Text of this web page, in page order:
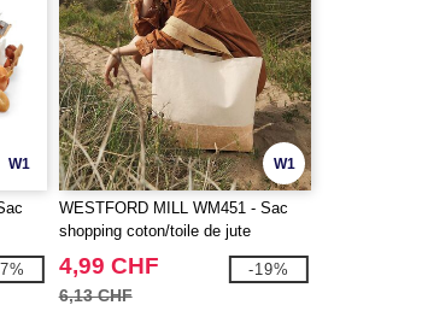
W1 W1
WESTFORD MILL WM451 - Sac
shopping coton/toile de jute
4,99 CHF
6,13 CHF
-19%